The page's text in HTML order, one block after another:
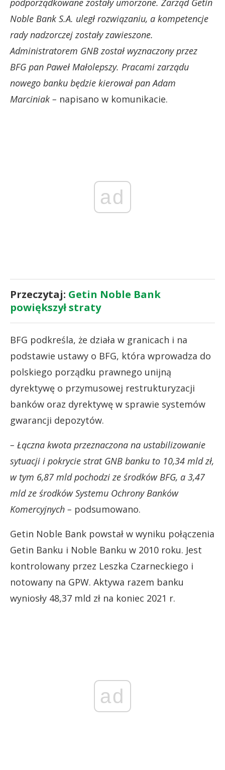
Noble Bank S.A. uległ rozwiązaniu, a kompetencje
rady nadzorczej zostały zawieszone.
Administratorem GNB został wyznaczony przez
BFG pan Paweł Małolepszy. Pracami zarządu
nowego banku będzie kierował pan Adam
Marciniak – napisano w komunikacie.
ad
Przeczytaj: Getin Noble Bank
powiększył straty
BFG podkreśla, że działa w granicach i na
podstawie ustawy o BFG, która wprowadza do
polskiego porządku prawnego unijną
dyrektywę o przymusowej restrukturyzacji
banków oraz dyrektywę w sprawie systemów
gwarancji depozytów.
– Łączna kwota przeznaczona na ustabilizowanie
sytuacji i pokrycie strat GNB banku to 10,34 mld zł,
w tym 6,87 mld pochodzi ze środków BFG, a 3,47
mld ze środków Systemu Ochrony Banków
Komercyjnych – podsumowano.
Getin Noble Bank powstał w wyniku połączenia
Getin Banku i Noble Banku w 2010 roku. Jest
kontrolowany przez Leszka Czarneckiego i
notowany na GPW. Aktywa razem banku
wyniosły 48,37 mld zł na koniec 2021 r.
ad